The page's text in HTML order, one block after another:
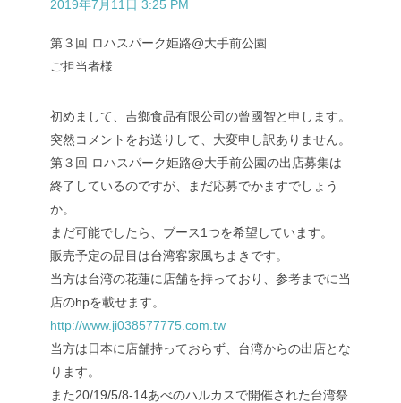
2019年7月11日 3:25 PM
第３回 ロハスパーク姫路@大手前公園
ご担当者様
初めまして、吉鄉食品有限公司の曾國智と申します。
突然コメントをお送りして、大変申し訳ありません。
第３回 ロハスパーク姫路@大手前公園の出店募集は
終了しているのですが、まだ応募でかますでしょう
か。
まだ可能でしたら、ブース1つを希望しています。
販売予定の品目は台湾客家風ちまきです。
当方は台湾の花蓮に店舗を持っており、参考までに当
店のhpを載せます。
http://www.ji038577775.com.tw
当方は日本に店舗持っておらず、台湾からの出店とな
ります。
また20/19/5/8-14あべのハルカスで開催された台湾祭